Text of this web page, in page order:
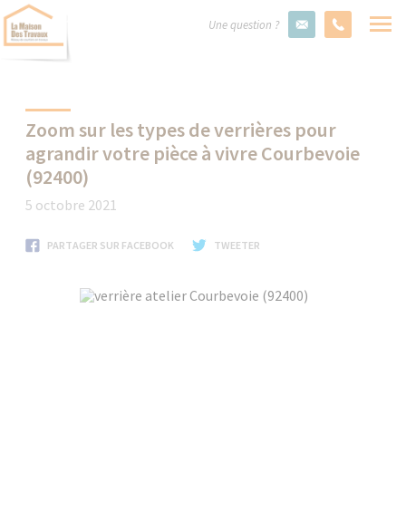
Une question ?
Zoom sur les types de verrières pour
agrandir votre pièce à vivre Courbevoie
(92400)
5 octobre 2021
PARTAGER SUR FACEBOOK TWEETER